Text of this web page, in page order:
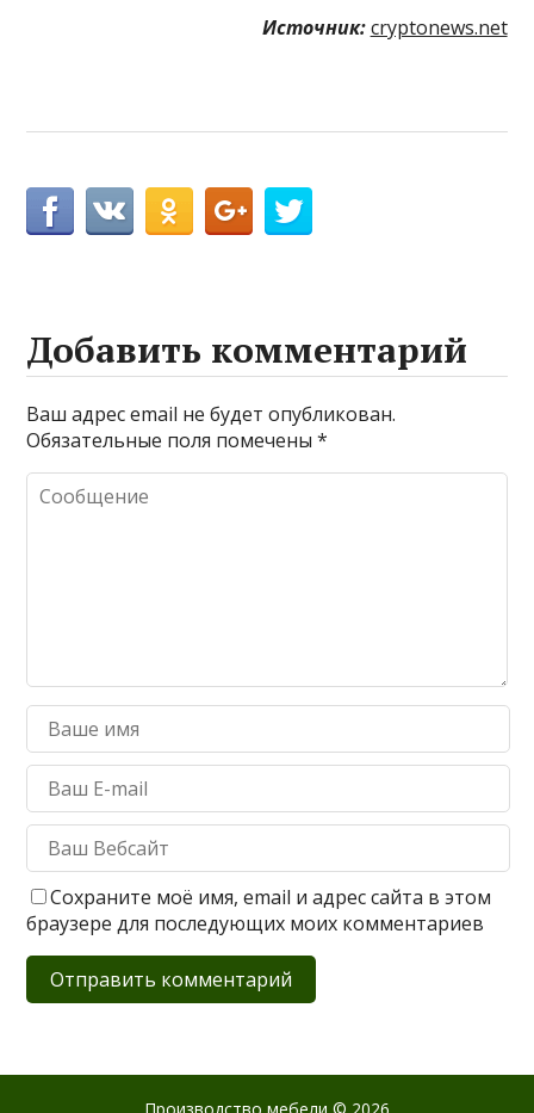
Источник: cryptonews.net
Добавить комментарий
Ваш адрес email не будет опубликован.
Обязательные поля помечены*
Сохраните моё имя, email и адрес сайта в этом
браузере для последующих моих комментариев